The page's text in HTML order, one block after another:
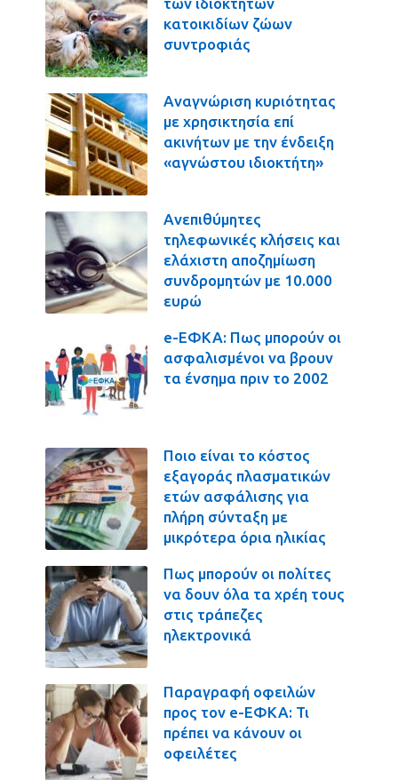
κατοικιδίων ζώων
συντροφιάς
Αναγνώριση κυριότητας
με χρησικτησία επί
ακινήτων με την ένδειξη
«αγνώστου ιδιοκτήτη»
Ανεπιθύμητες
τηλεφωνικές κλήσεις και
ελάχιστη αποζημίωση
συνδρομητών με 10.000
ευρώ
e-ΕΦΚΑ: Πως μπορούν οι
ασφαλισμένοι να βρουν
τα ένσημα πριν το 2002
Ποιο είναι το κόστος
εξαγοράς πλασματικών
ετών ασφάλισης για
πλήρη σύνταξη με
μικρότερα όρια ηλικίας
Πως μπορούν οι πολίτες
να δουν όλα τα χρέη τους
στις τράπεζες
ηλεκτρονικά
Παραγραφή οφειλών
προς τον e-ΕΦΚΑ: Τι
πρέπει να κάνουν οι
οφειλέτες